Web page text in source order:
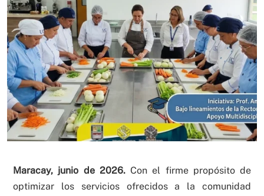
Maracay, junio de 2026.Con el firme propósito de
optimizar los servicios ofrecidos a la comunidad